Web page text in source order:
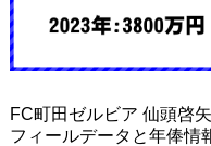
FC町田ゼルビア 仙頭啓
フィールデータと年俸情